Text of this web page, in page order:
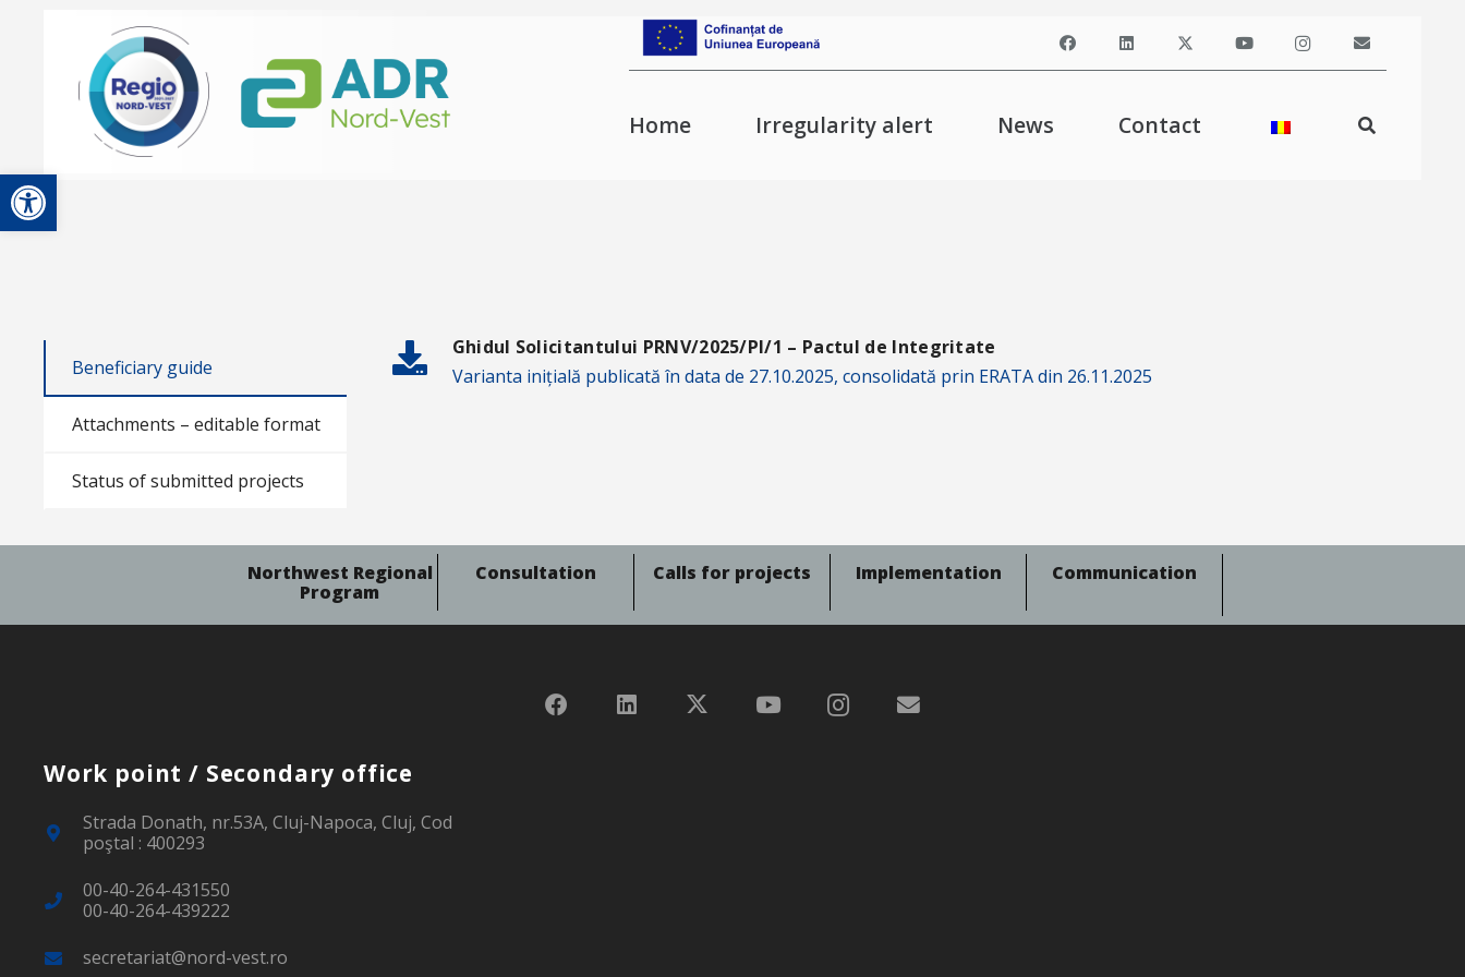
Open toolbar
Home Irregularity alert News Contact
Beneficiary guide
Attachments – editable format
Status of submitted projects
Ghidul Solicitantului PRNV/2025/PI/1 – Pactul de Integritate
Varianta inițială publicată în data de 27.10.2025, consolidată prin ERATA din 26.11.2025
Northwest Regional
Program
Consultation Calls for projects Implementation Communication
Work point / Secondary office
Strada Donath, nr.53A, Cluj-Napoca, Cluj, Cod
poştal : 400293
00-40-264-431550
00-40-264-439222
secretariat@nord-vest.ro